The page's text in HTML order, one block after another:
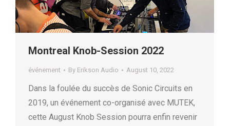
Montreal Knob-Session 2022
événement By Erikson Audio August 10, 2022
Dans la foulée du succès de Sonic Circuits en
2019, un événement co-organisé avec MUTEK,
cette August Knob Session pourra enfin revenir